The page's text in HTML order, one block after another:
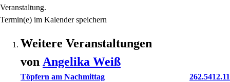
Veranstaltung.
Termin(e) im Kalender speichern
Weitere Veranstaltungen
von Angelika Weiß
Töpfern am Nachmittag
262.5412.11